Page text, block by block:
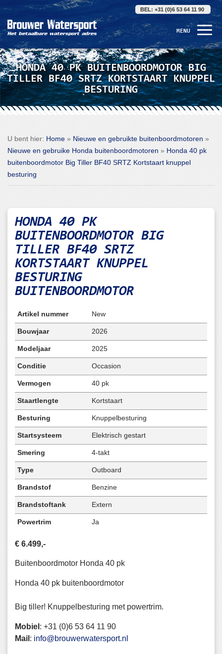
BEL: +31 (0)6 53 64 11 90
MENU
HONDA 40 PK BUITENBOORDMOTOR BIG
TILLER BF40 SRTZ KORTSTAART KNUPPEL
BESTURING
U bent hier: Home » Nieuwe en gebruikte buitenboordmotoren »
Nieuwe en gebruike Honda buitenboordmotoren » Honda 40 pk
buitenboordmotor Big Tiller BF40 SRTZ Kortstaart knuppel
besturing
HONDA 40 PK
BUITENBOORDMOTOR BIG
TILLER BF40 SRTZ
KORTSTAART KNUPPEL
BESTURING
BUITENBOORDMOTOR
Artikel nummer New
Bouwjaar 2026
Modeljaar 2025
Conditie Occasion
Vermogen 40 pk
Staartlengte Kortstaart
Besturing Knuppelbesturing
Startsysteem Elektrisch gestart
Smering 4-takt
Type Outboard
Brandstof Benzine
Brandstoftank Extern
Powertrim Ja
€ 6.499,-
Buitenboordmotor Honda 40 pk
Honda 40 pk buitenboordmotor
Big tiller! Knuppelbesturing met powertrim.
Mobiel : +31 (0)6 53 64 11 90
Mail : info@brouwerwatersport.nl